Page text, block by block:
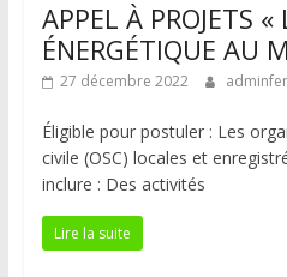
APPEL À PROJETS «
ÉNERGÉTIQUE AU
27 décembre 2022
Éligible pour postuler : Les
civile (OSC) locales et
inclure : Des activités
Lire la suite